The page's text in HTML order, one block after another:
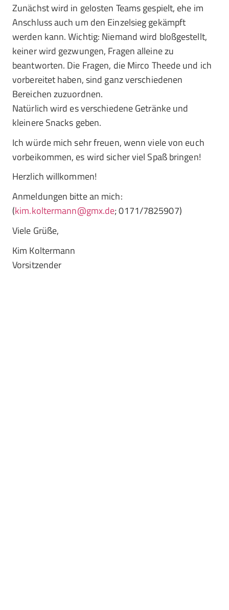
Zunächst wird in gelosten Teams gespielt, ehe im
Anschluss auch um den Einzelsieg gekämpft
werden kann. Wichtig: Niemand wird bloßgestellt,
keiner wird gezwungen, Fragen alleine zu
beantworten. Die Fragen, die Mirco Theede und ich
vorbereitet haben, sind ganz verschiedenen
Bereichen zuzuordnen.
Natürlich wird es verschiedene Getränke und
kleinere Snacks geben.
Ich würde mich sehr freuen, wenn viele von euch
vorbeikommen, es wird sicher viel Spaß bringen!
Herzlich willkommen!
Anmeldungen bitte an mich:
(kim.koltermann@gmx.de; 0171/7825907)
Viele Grüße,
Kim Koltermann
Vorsitzender